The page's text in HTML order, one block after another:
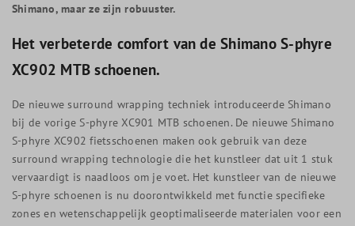
Shimano, maar ze zijn robuuster.
Het verbeterde comfort van de Shimano S-phyre
XC902 MTB schoenen.
De nieuwe surround wrapping techniek introduceerde Shimano
bij de vorige S-phyre XC901 MTB schoenen. De nieuwe Shimano
S-phyre XC902 fietsschoenen maken ook gebruik van deze
surround wrapping technologie die het kunstleer dat uit 1 stuk
vervaardigt is naadloos om je voet. Het kunstleer van de nieuwe
S-phyre schoenen is nu doorontwikkeld met functie specifieke
zones en wetenschappelijk geoptimaliseerde materialen voor een